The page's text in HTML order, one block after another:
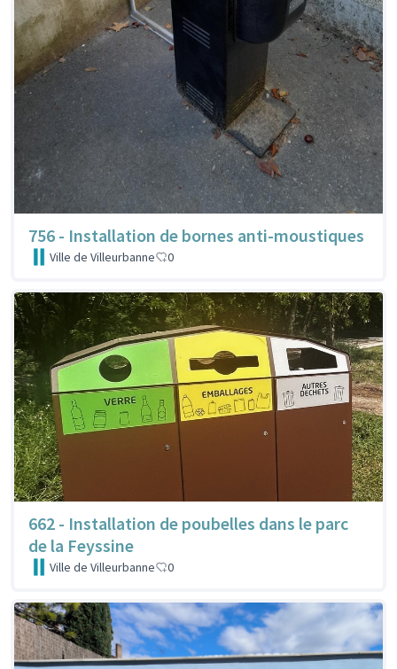
756 - Installation de bornes anti-moustiques
Ville de Villeurbanne 0
662 - Installation de poubelles dans le parc
de la Feyssine
Ville de Villeurbanne 0